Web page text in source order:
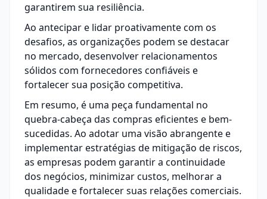
garantirem sua resiliência.
Ao antecipar e lidar proativamente com os
desafios, as organizações podem se destacar
no mercado, desenvolver relacionamentos
sólidos com fornecedores confiáveis e
fortalecer sua posição competitiva.
Em resumo, é uma peça fundamental no
quebra-cabeça das compras eficientes e bem-
sucedidas. Ao adotar uma visão abrangente e
implementar estratégias de mitigação de riscos,
as empresas podem garantir a continuidade
dos negócios, minimizar custos, melhorar a
qualidade e fortalecer suas relações comerciais.